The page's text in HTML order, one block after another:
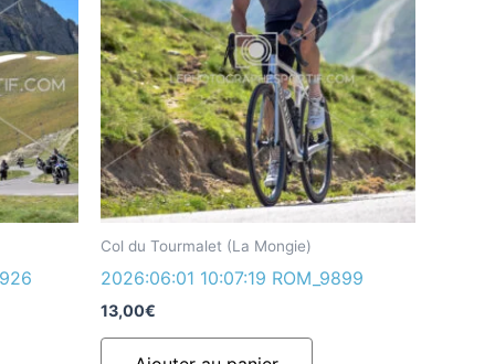
Col du Tourmalet (La Mongie)
2026:06:01 10:07:19 ROM_9899
13,00€